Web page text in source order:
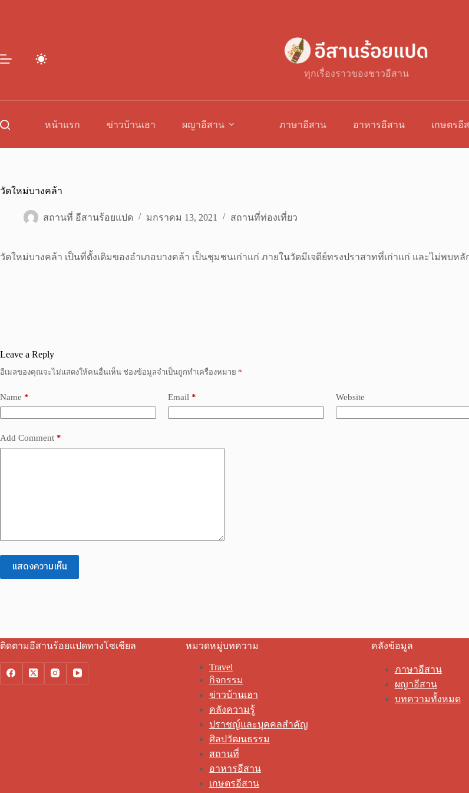
ทุกเรื่องราวของชาวอีสาน
หน้าแรก ข่าวบ้านเฮา ผญาอีสาน ภาษาอีสาน อาหารอีสาน เกษตรอี
วัดใหม่บางคล้า
สถานที่ อีสานร้อยแปด มกราคม 13, 2021 สถานที่ท่องเที่ยว
วัดใหม่บางคล้า เป็นที่ตั้งเดิมของอำเภอบางคล้า เป็นชุมชนเก่าแก่ ภายในวัดมีเจดีย์ทรงปราสาทที่เก่าแก่ และไม่พบห
Leave a Reply
อีเมลของคุณจะไม่แสดงให้คนอื่นเห็น ช่องข้อมูลจำเป็นถูกทำเครื่องหมาย *
Name * Email * Website
Add Comment *
แสดงความเห็น
ติดตามอีสานร้อยแปดทางโซเชียล หมวดหมู่บทความ
Travel
กิจกรรม
ข่าวบ้านเฮา
คลังความรู้
ปราชญ์และบุคคลสำคัญ
ศิลปวัฒนธรรม
สถานที่
อาหารอีสาน
เกษตรอีสาน
คลังข้อมูล
ภาษาอีสาน
ผญาอีสาน
บทความทั้งหมด